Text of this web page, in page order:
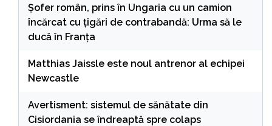
Șofer român, prins în Ungaria cu un camion
încărcat cu țigări de contrabandă: Urma să le
ducă în Franța
Matthias Jaissle este noul antrenor al echipei
Newcastle
Avertisment: sistemul de sănătate din
Cisiordania se îndreaptă spre colaps